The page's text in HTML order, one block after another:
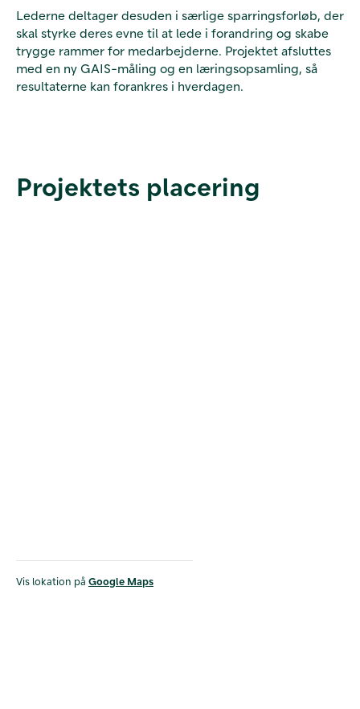
Lederne deltager desuden i særlige sparringsforløb, der
skal styrke deres evne til at lede i forandring og skabe
trygge rammer for medarbejderne. Projektet afsluttes
med en ny GAIS-måling og en læringsopsamling, så
resultaterne kan forankres i hverdagen.
Projektets placering
Vis lokation på Google Maps